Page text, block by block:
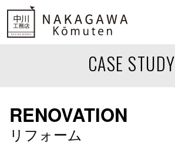
CASE STUDY
RENOVATION
リフォーム